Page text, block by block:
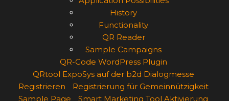
History
Functionality
QR Reader
Sample Campaigns
QR-Code WordPress Plugin
QRtool ExpoSys auf der b2d Dialogmesse
Registrieren
Registrierung für Gemeinnützigkeit
Sample Page
Smart Marketing Tool Aktivierung